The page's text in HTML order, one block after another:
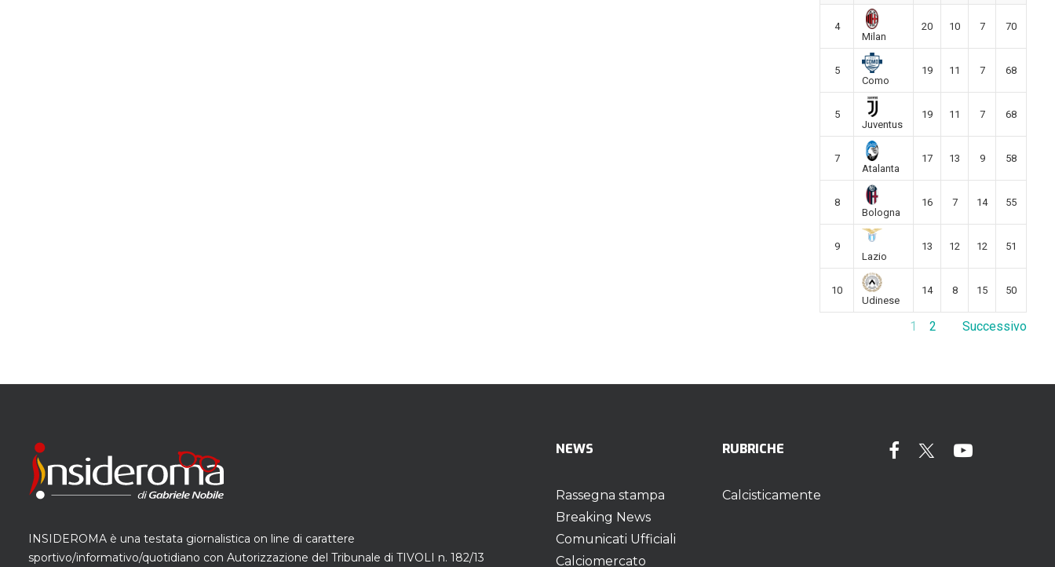
4
Milan
20 10 7 70
5
Como
19 11 7 68
5
Juventus
19 11 7 68
7
Atalanta
17 13 9 58
8
Bologna
16 7 14 55
9
Lazio
13 12 12 51
10
Udinese
14 8 15 50
1 2 Successivo
INSIDEROMA è una testata giornalistica on line di carattere
sportivo/informativo/quotidiano con Autorizzazione del Tribunale di TIVOLI n. 182/13
NEWS
Rassegna stampa
Breaking News
Comunicati Ufficiali
Calciomercato
RUBRICHE
Calcisticamente